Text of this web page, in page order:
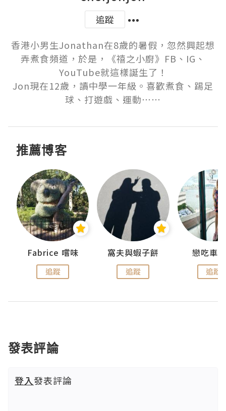
追蹤
香港小男生Jonathan在8歲的暑假，忽然興起想
弄煮食頻道，於是，《禧之小廚》FB、IG、
YouTube就這樣誕生了！
Jon現在12歲，讀中學一年級。喜歡煮食、踢足
球、打遊戲、運動⋯⋯
推薦博客
Fabrice 嚐味
追蹤
窩夫與蝦子餅
追蹤
戀吃車
追蹤
發表評論
登入發表評論